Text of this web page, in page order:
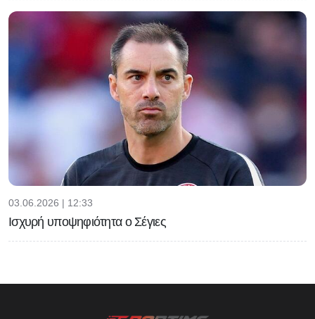
03.06.2026 | 12:33
Ισχυρή υποψηφιότητα ο Σέγιες